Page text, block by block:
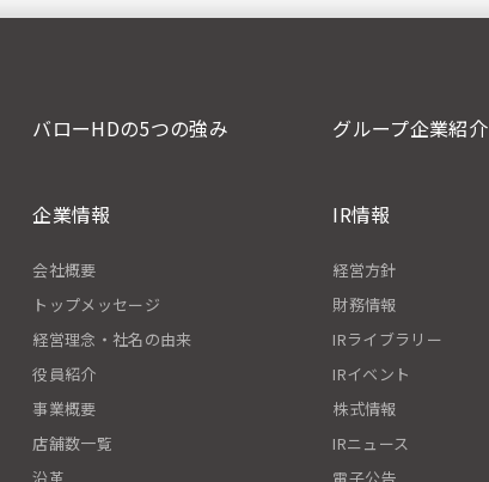
バローHDの5つの強み
企業情報
会社概要
トップメッセージ
経営理念・社名の由来
役員紹介
事業概要
店舗数一覧
グループ企業紹介
IR情報
経営方針
財務情報
IRライブラリー
IRイベント
株式情報
IRニュース